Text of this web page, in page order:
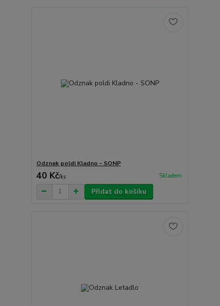
Odznak poldi Kladno - SONP
40 Kč/ks Skladem
Přidat do košíku